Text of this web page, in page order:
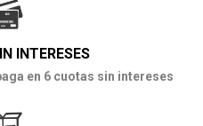
INTERESES
en 6 cuotas sin intereses